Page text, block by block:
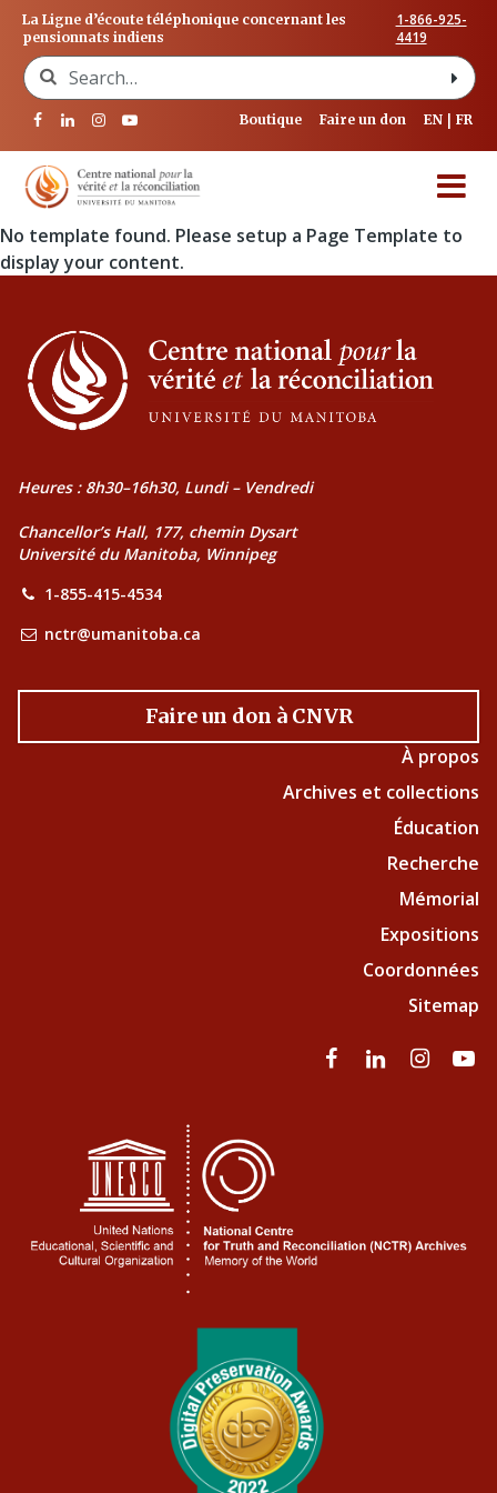
La Ligne d’écoute téléphonique concernant les
pensionnats indiens
1-866-925-
4419
Search for:
Boutique Faire un don EN FR
No template found. Please setup a Page Template to
display your content.
Heures : 8h30–16h30, Lundi – Vendredi
Chancellor’s Hall, 177, chemin Dysart
Université du Manitoba, Winnipeg
1-855-415-4534
nctr@umanitoba.ca
Faire un don à CNVR
À propos
Archives et collections
Éducation
Recherche
Mémorial
Expositions
Coordonnées
Sitemap